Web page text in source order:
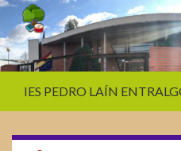
IES PEDRO LAÍN